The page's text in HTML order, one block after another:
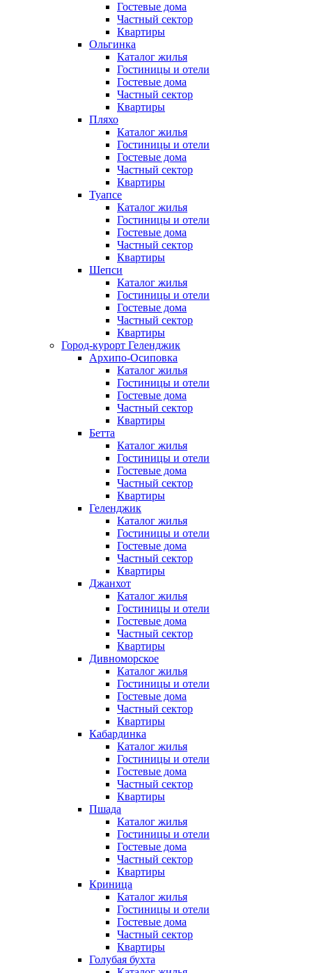
Гостевые дома
Частный сектор
Квартиры
Ольгинка
Каталог жилья
Гостиницы и отели
Гостевые дома
Частный сектор
Квартиры
Пляхо
Каталог жилья
Гостиницы и отели
Гостевые дома
Частный сектор
Квартиры
Туапсе
Каталог жилья
Гостиницы и отели
Гостевые дома
Частный сектор
Квартиры
Шепси
Каталог жилья
Гостиницы и отели
Гостевые дома
Частный сектор
Квартиры
Город-курорт Геленджик
Архипо-Осиповка
Каталог жилья
Гостиницы и отели
Гостевые дома
Частный сектор
Квартиры
Бетта
Каталог жилья
Гостиницы и отели
Гостевые дома
Частный сектор
Квартиры
Геленджик
Каталог жилья
Гостиницы и отели
Гостевые дома
Частный сектор
Квартиры
Джанхот
Каталог жилья
Гостиницы и отели
Гостевые дома
Частный сектор
Квартиры
Дивноморское
Каталог жилья
Гостиницы и отели
Гостевые дома
Частный сектор
Квартиры
Кабардинка
Каталог жилья
Гостиницы и отели
Гостевые дома
Частный сектор
Квартиры
Пшада
Каталог жилья
Гостиницы и отели
Гостевые дома
Частный сектор
Квартиры
Криница
Каталог жилья
Гостиницы и отели
Гостевые дома
Частный сектор
Квартиры
Голубая бухта